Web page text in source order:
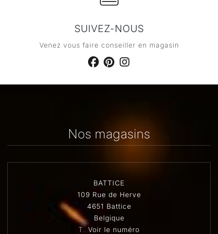
SUIVEZ-NOUS
Venez vous faire conseiller en magasin
Nos magasins
BATTICE
109 Rue de Herve
4651 Battice
Belgique
T. Voir le numéro